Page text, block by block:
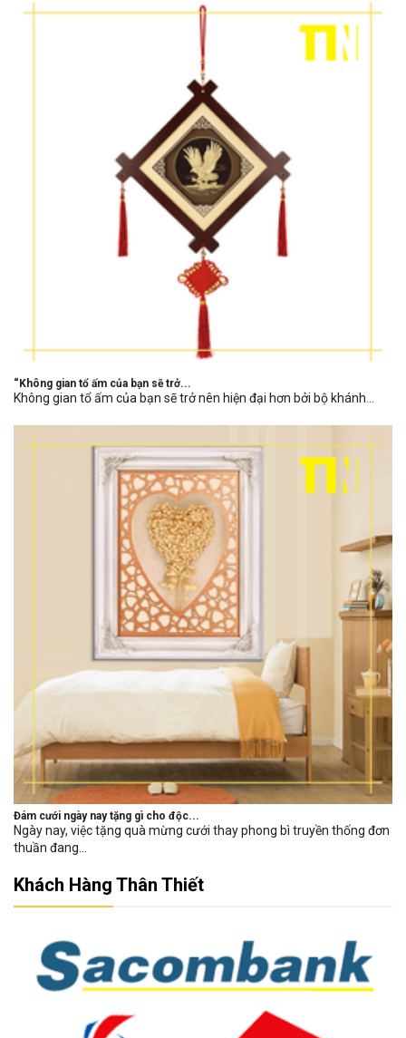
“Không gian tổ ấm của bạn sẽ trở...
Không gian tổ ấm của bạn sẽ trở nên hiện đại hơn bởi bộ khánh...
Đám cưới ngày nay tặng gì cho độc...
Ngày nay, việc tặng quà mừng cưới thay phong bì truyền thống đơn
thuần đang...
Khách Hàng Thân Thiết